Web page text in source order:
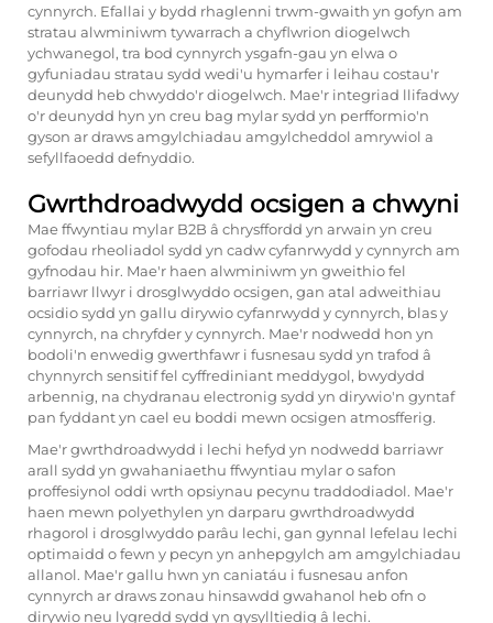
cynnyrch. Efallai y bydd rhaglenni trwm-gwaith yn gofyn am
stratau alwminiwm tywarrach a chyflwrion diogelwch
ychwanegol, tra bod cynnyrch ysgafn-gau yn elwa o
gyfuniadau stratau sydd wedi'u hymarfer i leihau costau'r
deunydd heb chwyddo'r diogelwch. Mae'r integriad llifadwy
o'r deunydd hyn yn creu bag mylar sydd yn perfformio'n
gyson ar draws amgylchiadau amgylcheddol amrywiol a
sefyllfaoedd defnyddio.
Gwrthdroadwydd ocsigen a chwyni
Mae ffwyntiau mylar B2B â chrysffordd yn arwain yn creu
gofodau rheoliadol sydd yn cadw cyfanrwydd y cynnyrch am
gyfnodau hir. Mae'r haen alwminiwm yn gweithio fel
barriawr llwyr i drosglwyddo ocsigen, gan atal adweithiau
ocsidio sydd yn gallu dirywio cyfanrwydd y cynnyrch, blas y
cynnyrch, na chryfder y cynnyrch. Mae'r nodwedd hon yn
bodoli'n enwedig gwerthfawr i fusnesau sydd yn trafod â
chynnyrch sensitif fel cyffrediniant meddygol, bwydydd
arbennig, na chydranau electronig sydd yn dirywio'n gyntaf
pan fyddant yn cael eu boddi mewn ocsigen atmosfferig.
Mae'r gwrthdroadwydd i lechi hefyd yn nodwedd barriawr
arall sydd yn gwahaniaethu ffwyntiau mylar o safon
proffesiynol oddi wrth opsiynau pecynu traddodiadol. Mae'r
haen mewn polyethylen yn darparu gwrthdroadwydd
rhagorol i drosglwyddo parâu lechi, gan gynnal lefelau lechi
optimaidd o fewn y pecyn yn anhepgylch am amgylchiadau
allanol. Mae'r gallu hwn yn caniatáu i fusnesau anfon
cynnyrch ar draws zonau hinsawdd gwahanol heb ofn o
dirywio neu lygredd sydd yn gysylltiedig â lechi.